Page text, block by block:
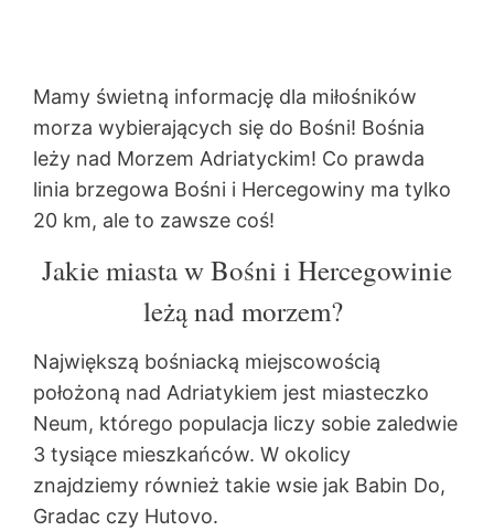
Mamy świetną informację dla miłośników
morza wybierających się do Bośni! Bośnia
leży nad Morzem Adriatyckim! Co prawda
linia brzegowa Bośni i Hercegowiny ma tylko
20 km, ale to zawsze coś!
Jakie miasta w Bośni i Hercegowinie
leżą nad morzem?
Największą bośniacką miejscowością
położoną nad Adriatykiem jest miasteczko
Neum, którego populacja liczy sobie zaledwie
3 tysiące mieszkańców. W okolicy
znajdziemy również takie wsie jak Babin Do,
Gradac czy Hutovo.